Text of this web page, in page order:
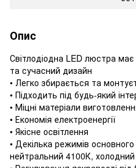
Опис
Світлодіодна LED люстра
та сучасний дизайн
• Легко збирається та
• Підходить під будь-який
• Міцні матеріали
• Економія електроенергії
• Якісне освітлення
• Декілька режимів
нейтральний 4100К,